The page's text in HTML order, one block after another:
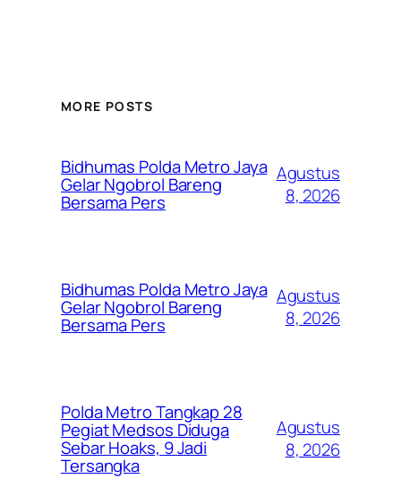
MORE POSTS
Bidhumas Polda Metro Jaya
Gelar Ngobrol Bareng
Bersama Pers
Agustus
8, 2026
Bidhumas Polda Metro Jaya
Gelar Ngobrol Bareng
Bersama Pers
Agustus
8, 2026
Polda Metro Tangkap 28
Pegiat Medsos Diduga
Sebar Hoaks, 9 Jadi
Tersangka
Agustus
8, 2026